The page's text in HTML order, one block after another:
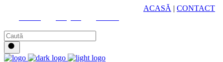
ACASĂ | CONTACT